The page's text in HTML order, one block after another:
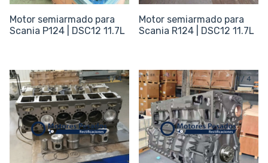
Motor semiarmado para
Scania P124 | DSC12 11.7L
Motor semiarmado para
Scania R124 | DSC12 11.7L
1/4 1/4